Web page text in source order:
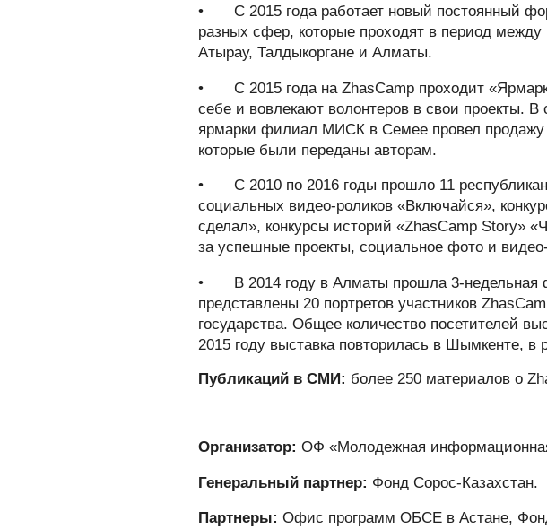
•
С 2015 года работает новый постоянный
разных сфер, которые проходят в период
Атырау, Талдыкоргане и Алматы.
•
С 2015 года на ZhasCamp проходит
себе и вовлекают волонтеров в свои проекты.
ярмарки филиал МИСК в Семее провел продажу
которые были переданы авторам.
•
С 2010 по 2016 годы прошло 11
социальных видео-роликов «Включайся»,
сделал», конкурсы историй «ZhasCamp Story»
за успешные проекты, социальное фото и
•
В 2014 году в Алматы прошла 3-
представлены 20 портретов участников
государства. Общее количество посетителей
2015 году выставка повторилась в Шымкенте,
Публикаций в СМИ: более 250 материалов о
Организатор:ОФ «Молодежная
Генеральный партнер: Фонд Сорос-Казахстан.
Партнеры: Офис программ ОБСЕ в Астане,